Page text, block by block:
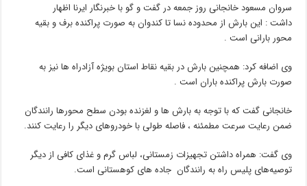
سروان مسعود خانجانی روز جمعه در گفت و گو با خبرنگار ایرنا اظهار
داشت : این بارش از محدوده نسا تا کندوان به صورت پراکنده برف و بقیه
محور بارانی است .
وی اضافه کرد: همچنین بارش در بقیه نقاط استان بویژه آزادراه ها نیز به
صورت بارش پراکنده باران است .
خانجانی گفت که با توجه به بارش ها و لغزنده بودن سطح محورها رانندگان
ضمن رعایت سرعت مطمئنه ، فاصله طولی با خودروهای دیگر را رعایت کنند.
وی گفت: همراه داشتن تجهیزات زمستانی، لباس گرم و غذای کافی از دیگر
توصیه‌های پلیس راه به رانندگان جاده های کوهستانی است.